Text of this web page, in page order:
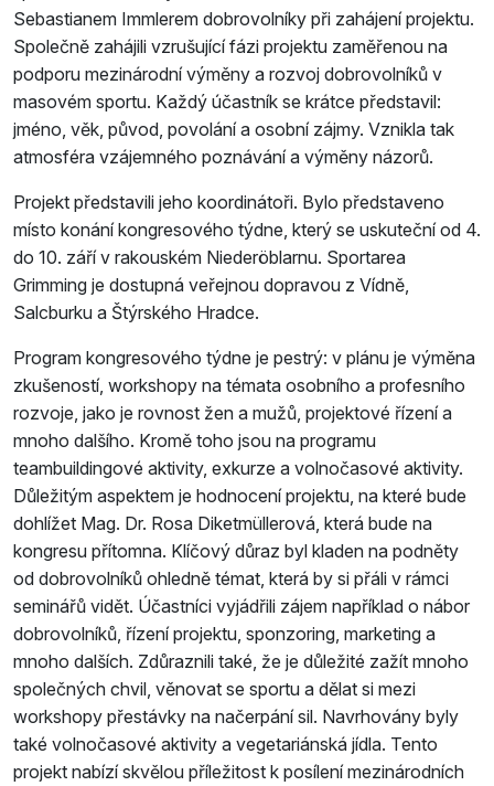
Sebastianem Immlerem dobrovolníky při zahájení projektu.
Společně zahájili vzrušující fázi projektu zaměřenou na
podporu mezinárodní výměny a rozvoj dobrovolníků v
masovém sportu. Každý účastník se krátce představil:
jméno, věk, původ, povolání a osobní zájmy. Vznikla tak
atmosféra vzájemného poznávání a výměny názorů.
Projekt představili jeho koordinátoři. Bylo představeno
místo konání kongresového týdne, který se uskuteční od 4.
do 10. září v rakouském Niederöblarnu. Sportarea
Grimming je dostupná veřejnou dopravou z Vídně,
Salcburku a Štýrského Hradce.
Program kongresového týdne je pestrý: v plánu je výměna
zkušeností, workshopy na témata osobního a profesního
rozvoje, jako je rovnost žen a mužů, projektové řízení a
mnoho dalšího. Kromě toho jsou na programu
teambuildingové aktivity, exkurze a volnočasové aktivity.
Důležitým aspektem je hodnocení projektu, na které bude
dohlížet Mag. Dr. Rosa Diketmüllerová, která bude na
kongresu přítomna. Klíčový důraz byl kladen na podněty
od dobrovolníků ohledně témat, která by si přáli v rámci
seminářů vidět. Účastníci vyjádřili zájem například o nábor
dobrovolníků, řízení projektu, sponzoring, marketing a
mnoho dalších. Zdůraznili také, že je důležité zažít mnoho
společných chvil, věnovat se sportu a dělat si mezi
workshopy přestávky na načerpání sil. Navrhovány byly
také volnočasové aktivity a vegetariánská jídla. Tento
projekt nabízí skvělou příležitost k posílení mezinárodních